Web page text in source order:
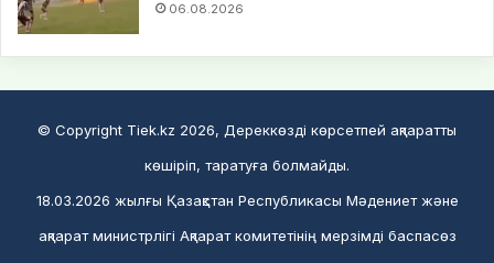
06.08.2026
© Copyright Tiek.kz 2026, Дереккөзді көрсетпей ақпаратты
көшіріп, таратуға болмайды.
18.03.2026 жылғы Қазақстан Республикасы Мәдениет және
ақпарат министрлігі Ақпарат комитетінің мерзімді баспасөз